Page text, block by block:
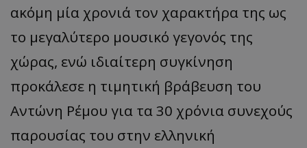
ακόμη μία χρονιά τον χαρακτήρα της ως
το μεγαλύτερο μουσικό γεγονός της
χώρας, ενώ ιδιαίτερη συγκίνηση
προκάλεσε η τιμητική βράβευση του
Αντώνη Ρέμου για τα 30 χρόνια συνεχούς
παρουσίας του στην ελληνική